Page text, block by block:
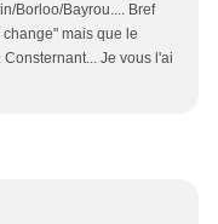
Borloo/Bayrou.... Bref
mais que le
Je vous l'ai